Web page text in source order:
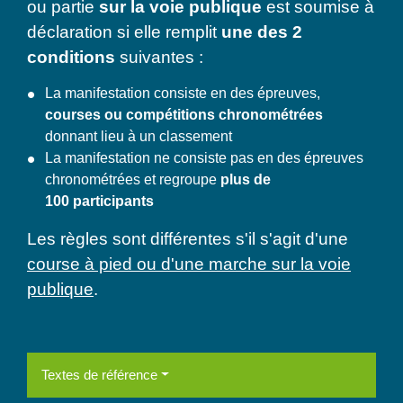
ou partie sur la voie publique est soumise à
déclaration si elle remplit une des 2
conditions suivantes :
La manifestation consiste en des épreuves,
courses ou compétitions chronométrées
donnant lieu à un classement
La manifestation ne consiste pas en des épreuves
chronométrées et regroupe plus de
100 participants
Les règles sont différentes s'il s'agit d'une
course à pied ou d'une marche sur la voie
publique.
Textes de référence